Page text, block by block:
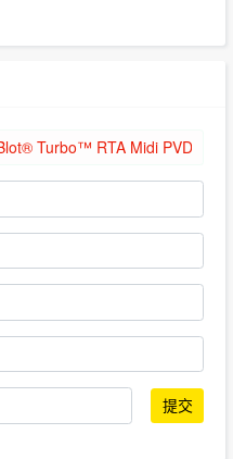
提交